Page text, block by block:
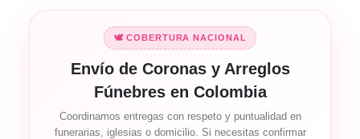
🕊️ COBERTURA NACIONAL
Envío de Coronas y Arreglos
Fúnebres en Colombia
Coordinamos entregas con respeto y puntualidad en
funerarias, iglesias o domicilio. Si necesitas confirmar